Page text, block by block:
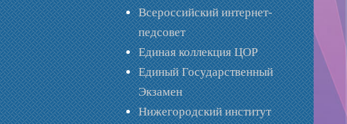
Всероссийский интернет-
педсовет
Единая коллекция ЦОР
Единый Государственный
Экзамен
Нижегородский институт